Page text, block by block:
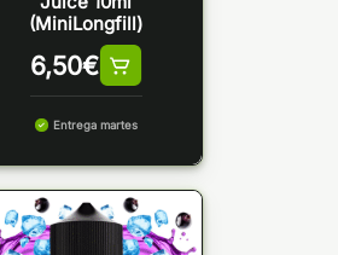
(MiniLongfill)
6,50€
Entrega martes